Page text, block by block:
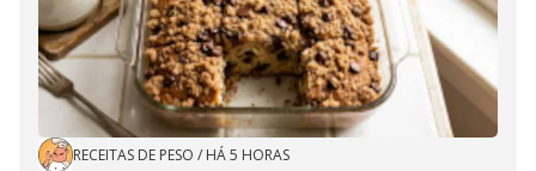
RECEITAS DE PESO / HÁ 5 HORAS